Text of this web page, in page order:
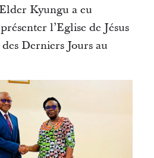
Kyungu a eu
l’Eglise de Jésus
Derniers Jours au